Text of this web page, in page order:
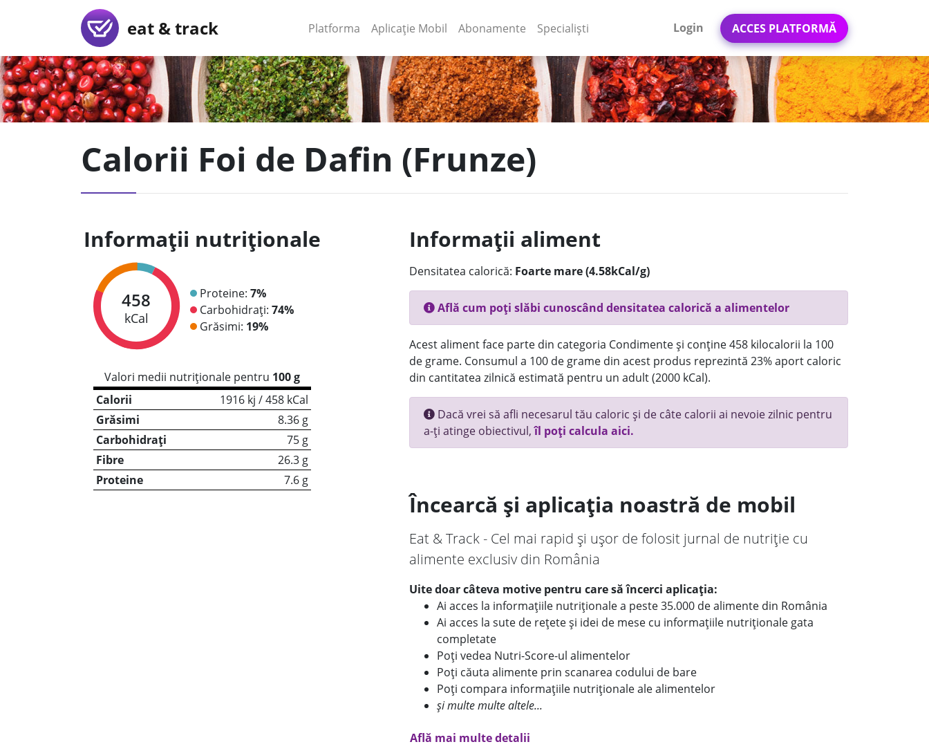
eat & track Platforma (current)
Aplicație Mobil (current)
Abonamente Specialiști Login ACCES PLATFORMĂ
Calorii Foi de Dafin (Frunze)
Informații nutriționale
458
kCal
Proteine: 7%
Carbohidrați: 74%
Grăsimi: 19%
Valori medii nutriționale pentru 100 g
Calorii
1916 kj / 458 kCal
Grăsimi
8.36 g
Carbohidrați
75 g
Fibre
26.3 g
Proteine
7.6 g
Informații aliment
Densitatea calorică: Foarte mare (4.58kCal/g)
Află cum poți slăbi cunoscând densitatea calorică a alimentelor
Acest aliment face parte din categoria Condimente și conține 458 kilocalorii la 100
de grame. Consumul a 100 de grame din acest produs reprezintă 23% aport caloric
din cantitatea zilnică estimată pentru un adult (2000 kCal).
Dacă vrei să afli necesarul tău caloric și de câte calorii ai nevoie zilnic pentru
a-ți atinge obiectivul,îl poți calcula aici.
Încearcă și aplicația noastră de mobil
Eat & Track - Cel mai rapid și ușor de folosit jurnal de nutriție cu
alimente exclusiv din România
Uite doar câteva motive pentru care să încerci aplicația:
Ai acces la informațiile nutriționale a peste 35.000 de alimente din România
Ai acces la sute de rețete și idei de mese cu informațiile nutriționale gata
completate
Poți vedea Nutri-Score-ul alimentelor
Poți căuta alimente prin scanarea codului de bare
Poți compara informațiile nutriționale ale alimentelor
și multe multe altele...
Află mai multe detalii